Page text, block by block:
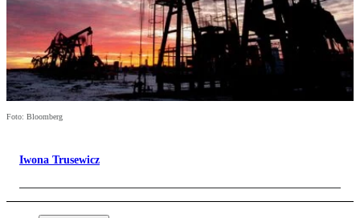
Foto: Bloomberg
Iwona Trusewicz